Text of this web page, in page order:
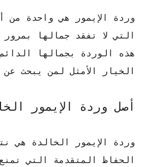
وردة الإيمور
هي واحدة من
التي لا تفقد جمالها
هذه الوردة بجمالها
الخيار الأمثل لمن يبحث
أصل وردة الإيمور
وردة الإيمور الخالدة هي
الحفاظ المتقدمة التي